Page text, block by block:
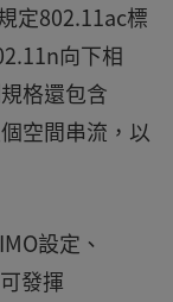
定802.11ac標
向下相
格還包含
空間串流，以
設定、
發揮